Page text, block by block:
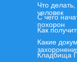
Что
человек
С чего
похорон
Какие
Как
Кладбища